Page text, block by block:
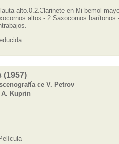
alto.0.2.Clarinete en Mi bemol
altos - 2 Saxocornos barítonos -
(1957)
de V. Petrov
A. Kuprin